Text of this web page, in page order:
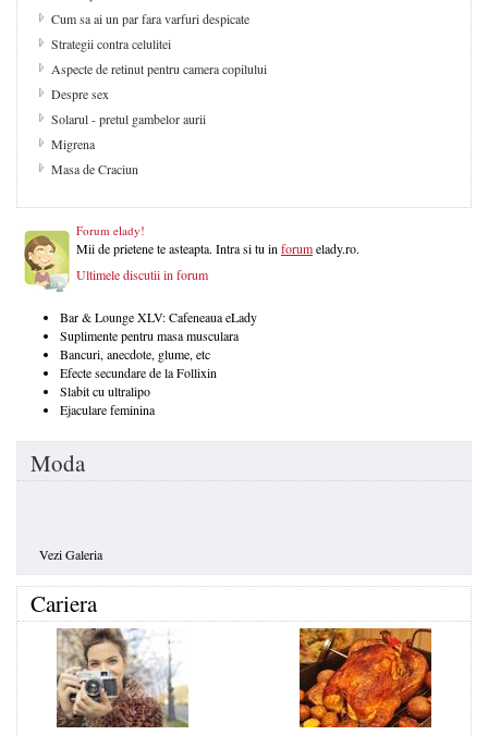
Cum sa ai un par fara varfuri despicate
Strategii contra celulitei
Aspecte de retinut pentru camera copilului
Despre sex
Solarul - pretul gambelor aurii
Migrena
Masa de Craciun
Forum elady!
Mii de prietene te asteapta. Intra si tu inforumelady.ro.
Ultimele discutii in forum
Bar & Lounge XLV: Cafeneaua eLady
Suplimente pentru masa musculara
Bancuri, anecdote, glume, etc
Efecte secundare de la Follixin
Slabit cu ultralipo
Ejaculare feminina
Moda
Vezi Galeria
Cariera